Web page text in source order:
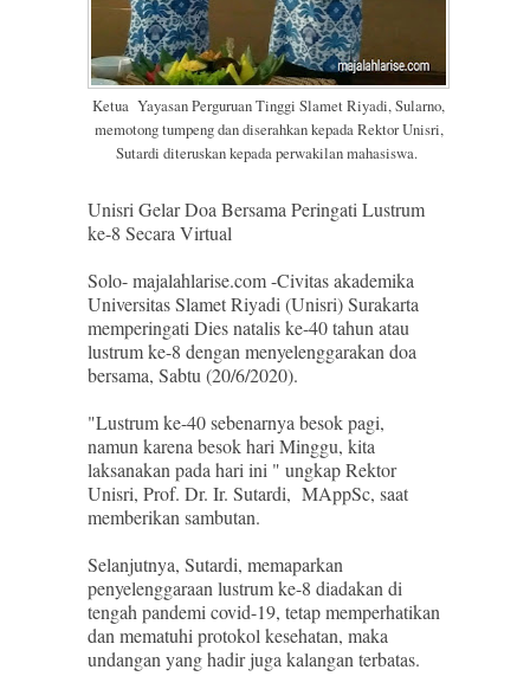
Ketua Yayasan Perguruan Tinggi Slamet Riyadi, Sularno,
memotong tumpeng dan diserahkan kepada Rektor Unisri,
Sutardi diteruskan kepada perwakilan mahasiswa.
Unisri Gelar Doa Bersama Peringati Lustrum
ke-8 Secara Virtual
Solo- majalahlarise.com -Civitas akademika
Universitas Slamet Riyadi (Unisri) Surakarta
memperingati Dies natalis ke-40 tahun atau
lustrum ke-8 dengan menyelenggarakan doa
bersama, Sabtu (20/6/2020).
"Lustrum ke-40 sebenarnya besok pagi,
namun karena besok hari Minggu, kita
laksanakan pada hari ini " ungkap Rektor
Unisri, Prof. Dr. Ir. Sutardi, MAppSc, saat
memberikan sambutan.
Selanjutnya, Sutardi, memaparkan
penyelenggaraan lustrum ke-8 diadakan di
tengah pandemi covid-19, tetap memperhatikan
dan mematuhi protokol kesehatan, maka
undangan yang hadir juga kalangan terbatas.